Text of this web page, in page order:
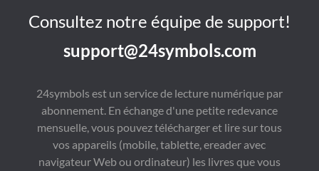
Consultez notre équipe de support!
support@24symbols.com
24symbols est un service de lecture numérique par
abonnement. En échange d'une petite redevance
mensuelle, vous pouvez télécharger et lire sur tous
vos appareils (mobile, tablette, ereader avec
navigateur Web ou ordinateur) les livres que vous